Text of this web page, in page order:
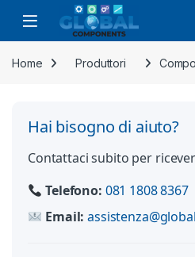
Home Produttori
Hai bisogno di aiuto?
Contattaci subito per
Telefono: 081 1808 8367
Email: